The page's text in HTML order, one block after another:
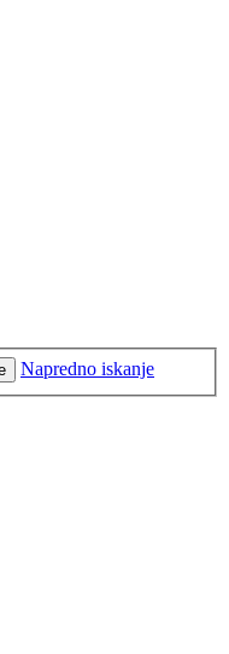
Napredno iskanje